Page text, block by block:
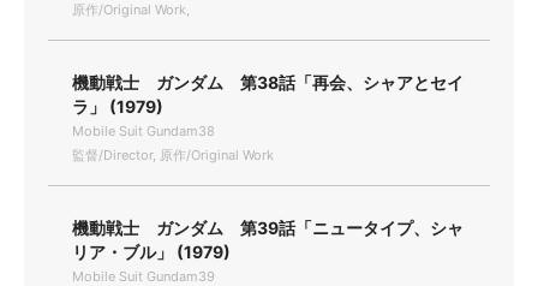
原作/Original Work,
機動戦士 ガンダム 第38話「再会、シャアとセイ
ラ」 (1979)
Mobile Suit Gundam38
監督/Director, 原作/Original Work
機動戦士 ガンダム 第39話「ニュータイプ、シャ
リア・ブル」 (1979)
Mobile Suit Gundam39